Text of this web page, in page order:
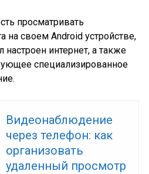
просматривать
на своем Android устройстве,
интернет, а также
специализированное
Видеонаблюдение
через телефон: как
организовать
удаленный просмотр